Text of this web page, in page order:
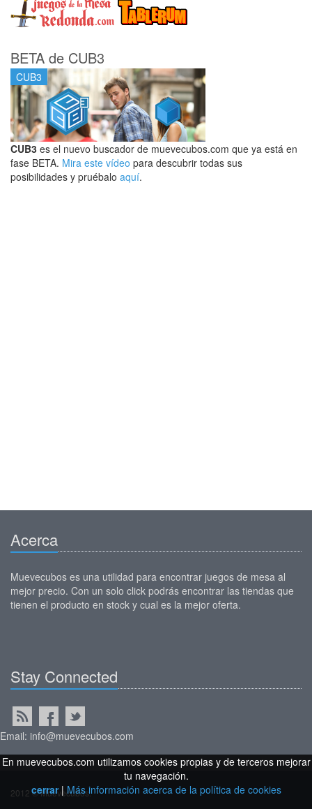
BETA de CUB3
CUB3
CUB3 es el nuevo buscador de muevecubos.com que ya está en
fase BETA. Mira este vídeo para descubrir todas sus
posibilidades y pruébalo aquí.
Acerca
Muevecubos es una utilidad para encontrar juegos de mesa al
mejor precio. Con un solo click podrás encontrar las tiendas que
tienen el producto en stock y cual es la mejor oferta.
Stay Connected
Email: info@muevecubos.com
2012 © Muevecubos.
En muevecubos.com utilizamos cookies propias y de terceros mejorar
tu navegación.
cerrar|Más información acerca de la política de cookies